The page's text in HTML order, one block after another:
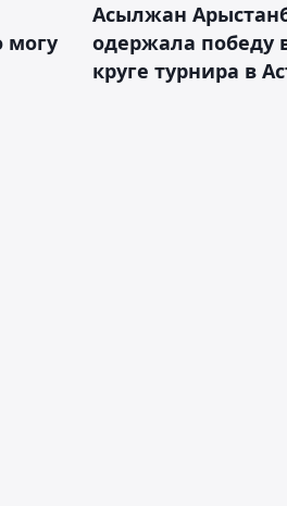
могу
Асылжан
одержала победу
круге турнира в